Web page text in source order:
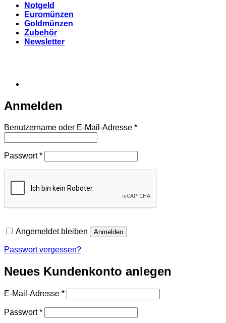
Notgeld
Euromünzen
Goldmünzen
Zubehör
Newsletter
Anmelden
Benutzername oder E-Mail-Adresse *Erforderlich
Passwort*Erforderlich
Angemeldet bleiben Anmelden
Passwort vergessen?
Neues Kundenkonto anlegen
E-Mail-Adresse *Erforderlich
Passwort*Erforderlich